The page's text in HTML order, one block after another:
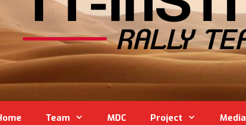
Team MDC Project Media